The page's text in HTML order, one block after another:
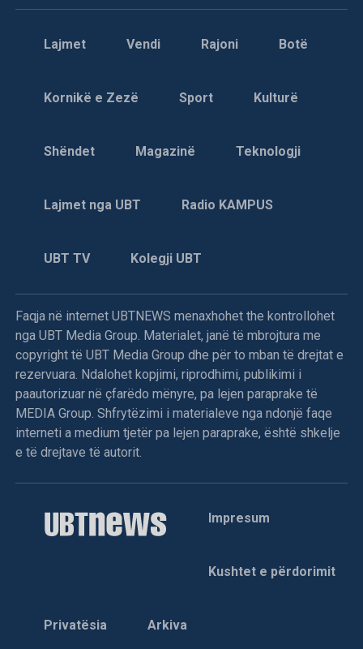
Lajmet Vendi Rajoni Botë
Kornikë e Zezë Sport Kulturë
Shëndet Magazinë Teknologji
Lajmet nga UBT Radio KAMPUS
UBT TV Kolegji UBT
Faqja në internet UBTNEWS menaxhohet the kontrollohet
nga UBT Media Group. Materialet, janë të mbrojtura me
copyright të UBT Media Group dhe për to mban të drejtat e
rezervuara. Ndalohet kopjimi, riprodhimi, publikimi i
paautorizuar në çfarëdo mënyre, pa lejen paraprake të
MEDIA Group. Shfrytëzimi i materialeve nga ndonjë faqe
interneti a medium tjetër pa lejen paraprake, është shkelje
e të drejtave të autorit.
Impresum
Kushtet e përdorimit
Privatësia Arkiva